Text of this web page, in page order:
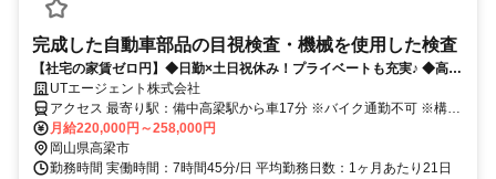
完成した自動車部品の目視検査・機械を使用した検査
【社宅の家賃ゼロ円】◆日勤×土日祝休み！プライベートも充実♪ ◆高収
入☆月収25万円可！未経験でも稼げます☆ ◆大手メーカーでのお仕事！
食堂・売店などの設備も充実◎ ◆マイカー通勤OK！通いやすい職場で
す！
UTエージェント株式会社
アクセス 最寄り駅：備中高梁駅から車17分 ※バイク通勤不可 ※構内
の無料駐車場利用OK
月給220,000円～258,000円
岡山県高梁市
勤務時間 実働時間：7時間45分/日 平均勤務日数：1ヶ月あたり21日